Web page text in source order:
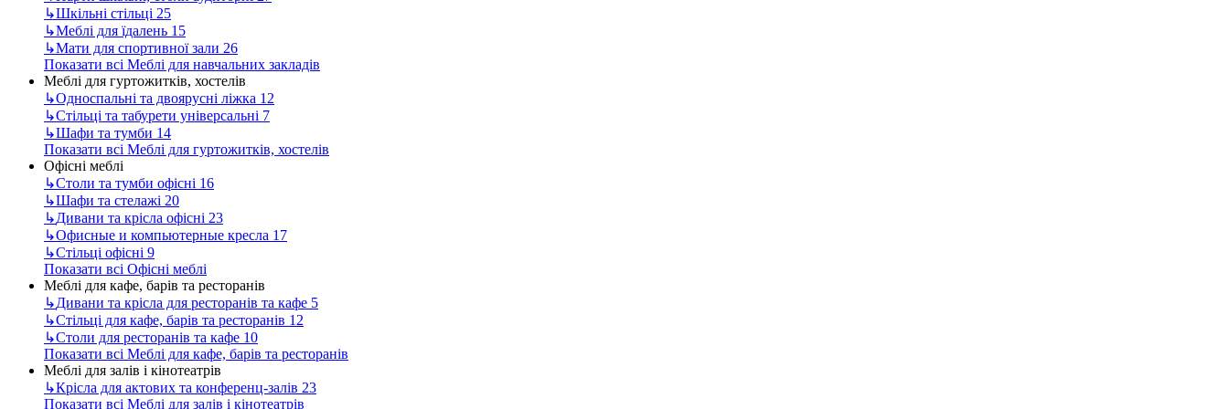
↳Шкільні стільці 25
↳Меблі для їдалень 15
↳Мати для спортивної зали 26
Показати всі Меблі для навчальних закладів
Меблі для гуртожитків, хостелів
↳Односпальні та двоярусні ліжка 12
↳Стільці та табурети універсальні 7
↳Шафи та тумби 14
Показати всі Меблі для гуртожитків, хостелів
Офісні меблі
↳Столи та тумби офісні 16
↳Шафи та стелажі 20
↳Дивани та крісла офісні 23
↳Офисные и компьютерные кресла 17
↳Стільці офісні 9
Показати всі Офісні меблі
Меблі для кафе, барів та ресторанів
↳Дивани та крісла для ресторанів та кафе 5
↳Стільці для кафе, барів та ресторанів 12
↳Столи для ресторанів та кафе 10
Показати всі Меблі для кафе, барів та ресторанів
Меблі для залів і кінотеатрів
↳Крісла для актових та конференц-залів 23
Показати всі Меблі для залів і кінотеатрів